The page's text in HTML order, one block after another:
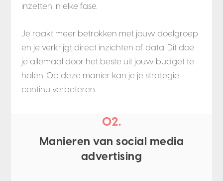
inzetten in elke fase.
Je raakt meer betrokken met jouw doelgroep
en je verkrijgt direct inzichten of data. Dit doe
je allemaal door het beste uit jouw budget te
halen. Op deze manier kan je je strategie
continu verbeteren.
02.
Manieren van social media
advertising